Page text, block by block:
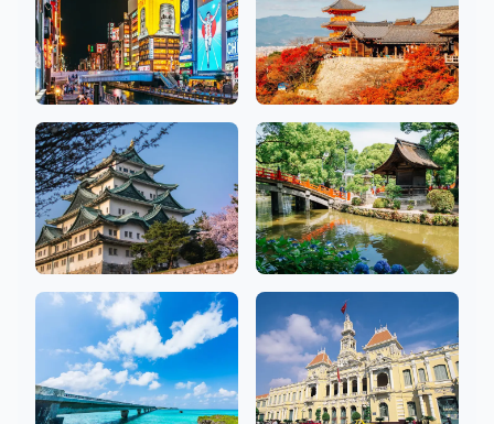
大阪
26 沙龍
京都
10 沙龍
爱知 福冈
7 沙龍